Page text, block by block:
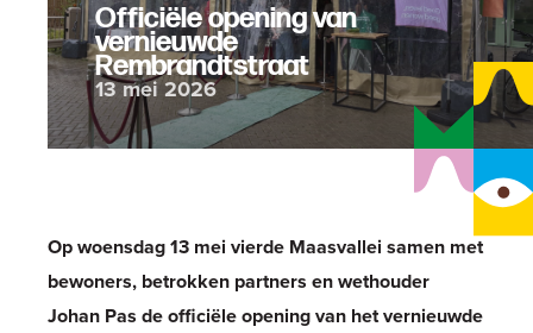
Officiële opening van
vernieuwde
Rembrandtstraat
13 mei 2026
Op woensdag 13 mei vierde Maasvallei samen met
bewoners, betrokken partners en wethouder
Johan Pas de officiële opening van het vernieuwde